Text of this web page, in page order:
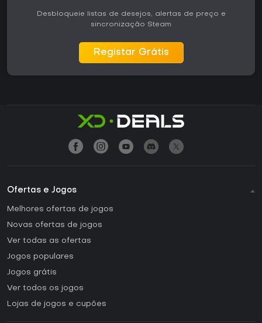
Desbloqueie listas de desejos, alertas de preço e
sincronização Steam
Registar Grátis
Ofertas e Jogos
Melhores ofertas de jogos
Novas ofertas de jogos
Ver todas as ofertas
Jogos populares
Jogos grátis
Ver todos os jogos
Lojas de jogos e cupões